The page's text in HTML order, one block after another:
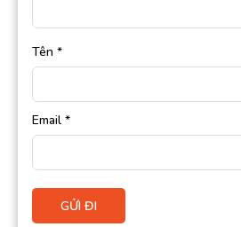
Tên *
Email *